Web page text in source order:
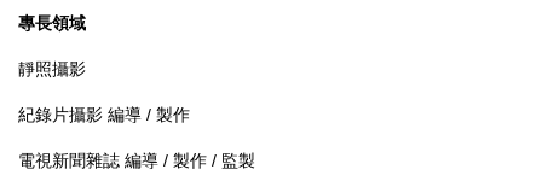
專長領域
靜照攝影
紀錄片攝影 編導 / 製作
電視新聞雜誌 編導 / 製作 / 監製